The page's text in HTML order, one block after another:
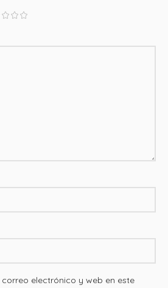
electrónico y web en este